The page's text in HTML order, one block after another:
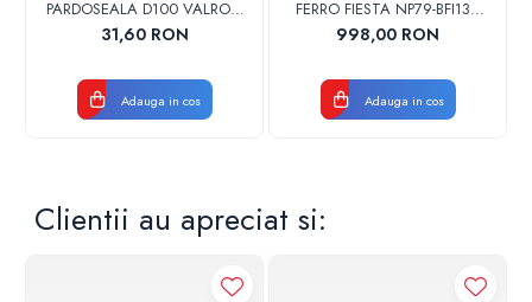
Arbore: Otel inoxidabil
Depozit material: Carbon, impregnat cu metal
Racord conducta la aspiratie: 1 1/2"
PARDOSEALA D100 VALROM
17001900004
31,60 RON
Adauga in cos
FERRO FIESTA NP79-BFI13U
CROM
998,00 RON
Adauga in cos
Clientii au apreciat si: